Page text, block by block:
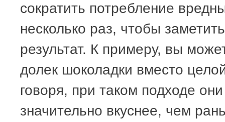
сократить потребление
несколько раз, чтобы
результат. К примеру, вы
долек шоколадки вместо
говоря, при таком подходе
значительно вкуснее, чем